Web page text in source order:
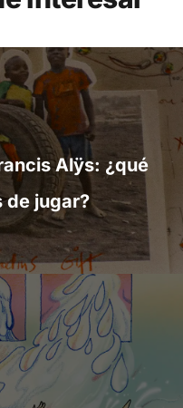
Alÿs: ¿qué
de jugar?